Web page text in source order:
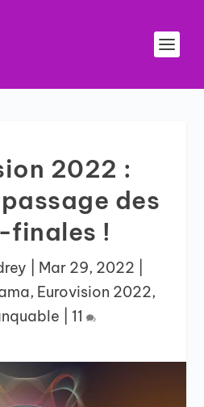
2022 :
des
finales !
Mar 29, 2022
, Eurovision 2022,
11